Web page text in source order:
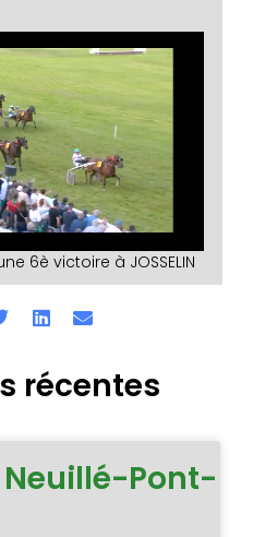
6è victoire à JOSSELIN
récentes
Neuillé-Pont-